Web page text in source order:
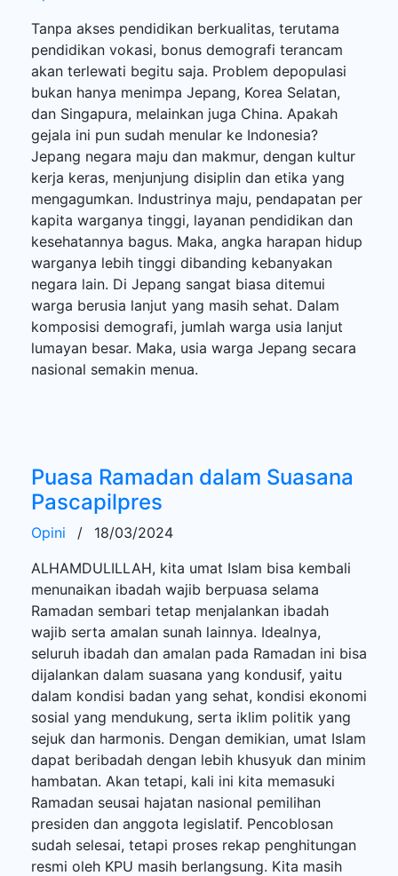
Tanpa akses pendidikan berkualitas, terutama
pendidikan vokasi, bonus demografi terancam
akan terlewati begitu saja. Problem depopulasi
bukan hanya menimpa Jepang, Korea Selatan,
dan Singapura, melainkan juga China. Apakah
gejala ini pun sudah menular ke Indonesia?
Jepang negara maju dan makmur, dengan kultur
kerja keras, menjunjung disiplin dan etika yang
mengagumkan. Industrinya maju, pendapatan per
kapita warganya tinggi, layanan pendidikan dan
kesehatannya bagus. Maka, angka harapan hidup
warganya lebih tinggi dibanding kebanyakan
negara lain. Di Jepang sangat biasa ditemui
warga berusia lanjut yang masih sehat. Dalam
komposisi demografi, jumlah warga usia lanjut
lumayan besar. Maka, usia warga Jepang secara
nasional semakin menua.
Puasa Ramadan dalam Suasana
Pascapilpres
Opini /
18/03/2024
ALHAMDULILLAH, kita umat Islam bisa kembali
menunaikan ibadah wajib berpuasa selama
Ramadan sembari tetap menjalankan ibadah
wajib serta amalan sunah lainnya. Idealnya,
seluruh ibadah dan amalan pada Ramadan ini bisa
dijalankan dalam suasana yang kondusif, yaitu
dalam kondisi badan yang sehat, kondisi ekonomi
sosial yang mendukung, serta iklim politik yang
sejuk dan harmonis. Dengan demikian, umat Islam
dapat beribadah dengan lebih khusyuk dan minim
hambatan. Akan tetapi, kali ini kita memasuki
Ramadan seusai hajatan nasional pemilihan
presiden dan anggota legislatif. Pencoblosan
sudah selesai, tetapi proses rekap penghitungan
resmi oleh KPU masih berlangsung. Kita masih